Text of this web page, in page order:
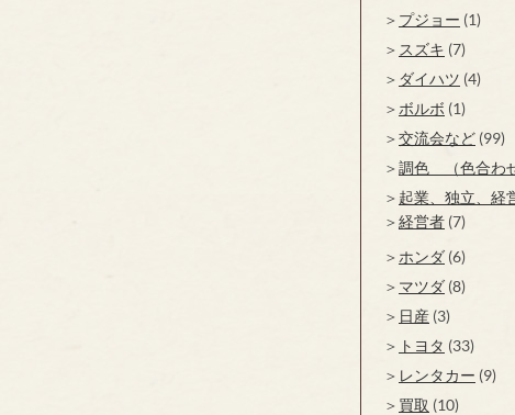
プジョー (1)
スズキ (7)
ダイハツ (4)
ボルボ (1)
交流会など (99)
調色 （色合わ
起業、独立、経
経営者 (7)
ホンダ (6)
マツダ (8)
日産 (3)
トヨタ (33)
レンタカー (9)
買取 (10)